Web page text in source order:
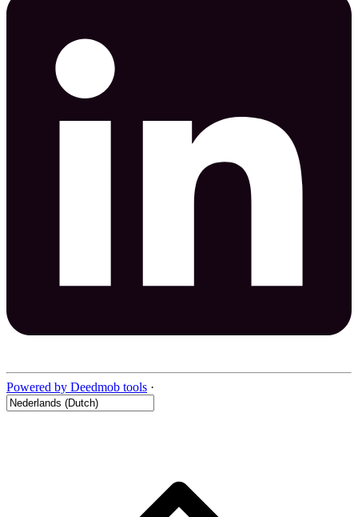
Powered by Deedmob tools ·